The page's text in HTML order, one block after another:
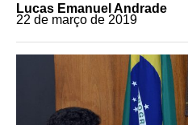
Lucas Emanuel Andrade
22 de março de 2019